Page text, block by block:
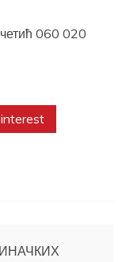
060 020